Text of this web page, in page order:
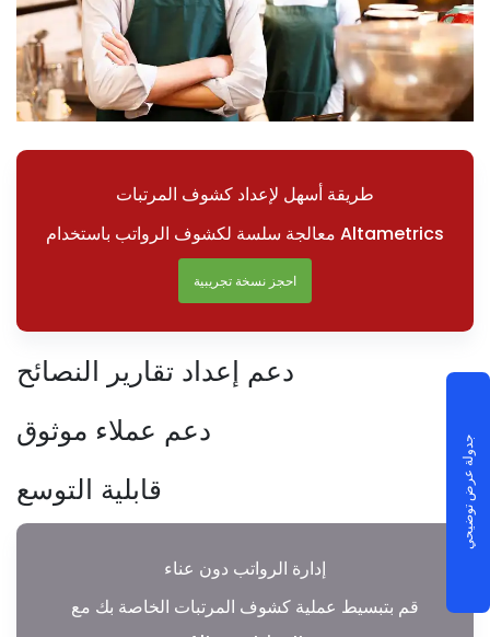
طريقة أسهل لإعداد كشوف المرتبات
معالجة سلسة لكشوف الرواتب باستخدام Altametrics
احجز نسخة تجريبية
دعم إعداد تقارير النصائح
دعم عملاء موثوق
قابلية التوسع
إدارة الرواتب دون عناء
قم بتبسيط عملية كشوف المرتبات الخاصة بك مع
جدولة عرض توضيحي